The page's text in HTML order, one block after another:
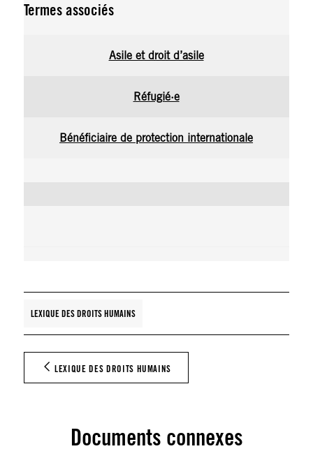
Termes associés
Asile et droit d’asile
Réfugié·e
Bénéficiaire de protection internationale
LEXIQUE DES DROITS HUMAINS
LEXIQUE DES DROITS HUMAINS
Documents connexes